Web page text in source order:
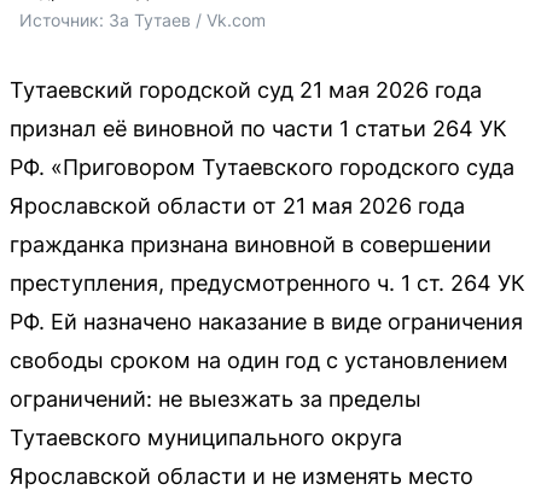
Источник: За Тутаев / Vk.com
Тутаевский городской суд 21 мая 2026 года
признал её виновной по части 1 статьи 264 УК
РФ. «Приговором Тутаевского городского суда
Ярославской области от 21 мая 2026 года
гражданка признана виновной в совершении
преступления, предусмотренного ч. 1 ст. 264 УК
РФ. Ей назначено наказание в виде ограничения
свободы сроком на один год с установлением
ограничений: не выезжать за пределы
Тутаевского муниципального округа
Ярославской области и не изменять место